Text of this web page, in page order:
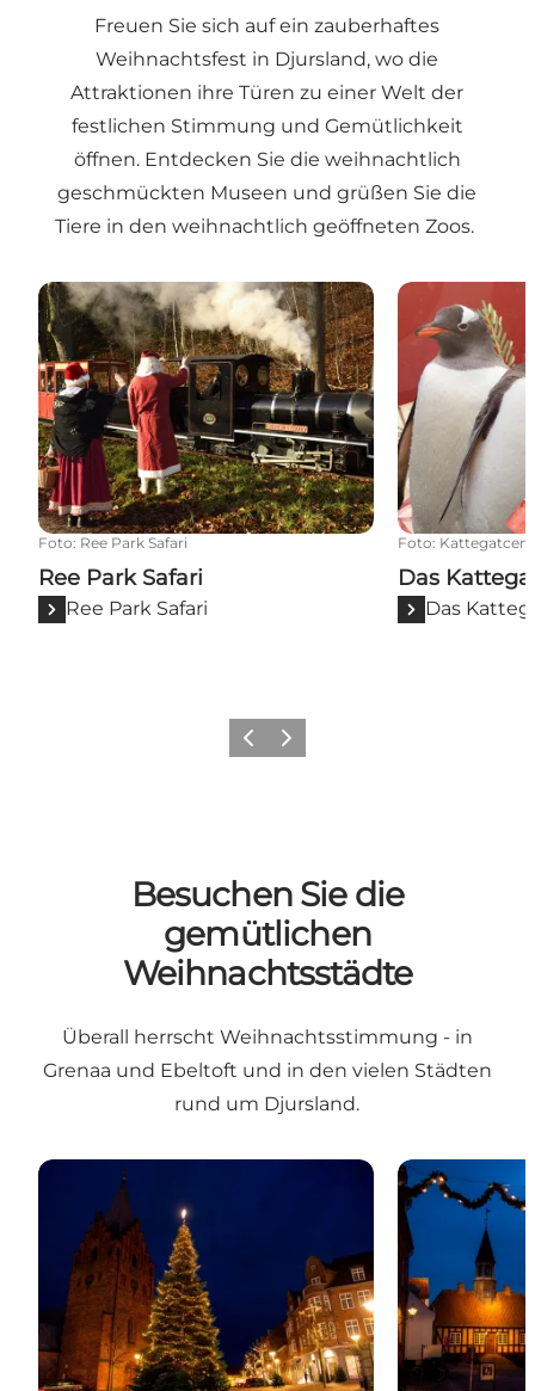
Freuen Sie sich auf ein zauberhaftes
Weihnachtsfest in Djursland, wo die
Attraktionen ihre Türen zu einer Welt der
festlichen Stimmung und Gemütlichkeit
öffnen. Entdecken Sie die weihnachtlich
geschmückten Museen und grüßen Sie die
Tiere in den weihnachtlich geöffneten Zoos.
Ree Park Safari
Foto: Ree Park Safari
Ree Park Safari
Ree Park Safari
Das
Foto:
Das
Das
ZurückWeiter
Besuchen Sie die
gemütlichen
Weihnachtsstädte
Überall herrscht Weihnachtsstimmung - in
Grenaa und Ebeltoft und in den vielen Städten
rund um Djursland.
Grenaa im Norden von Djursland Ebeltoft im